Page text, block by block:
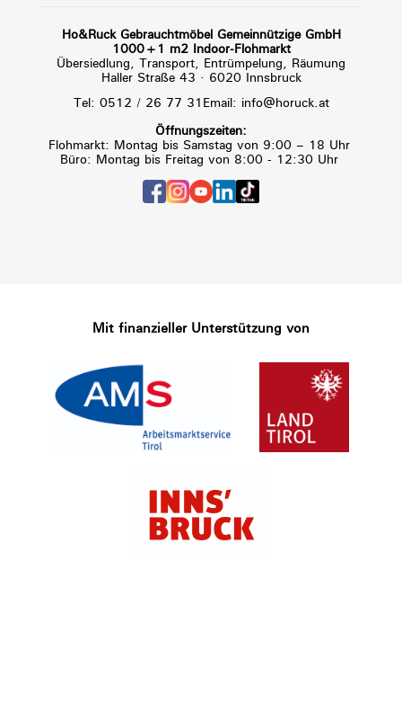
Ho&Ruck Gebrauchtmöbel Gemeinnützige GmbH
1000+1 m2 Indoor-Flohmarkt
Übersiedlung, Transport, Entrümpelung, Räumung
Haller Straße 43 · 6020 Innsbruck
Tel: 0512 / 26 77 31 Email: info@horuck.at
Öffnungszeiten:
Flohmarkt: Montag bis Samstag von 9:00 – 18 Uhr
Büro: Montag bis Freitag von 8:00 - 12:30 Uhr
Mit finanzieller Unterstützung von